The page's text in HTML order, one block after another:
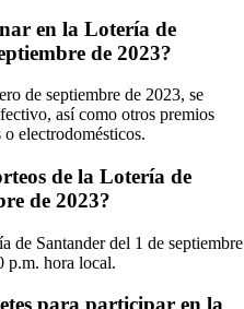
en la Lotería de
de 2023?
de septiembre de 2023, se
así como otros premios
electrodomésticos.
de la Lotería de
de 2023?
de Santander del 1 de septiembre
p.m. hora local.